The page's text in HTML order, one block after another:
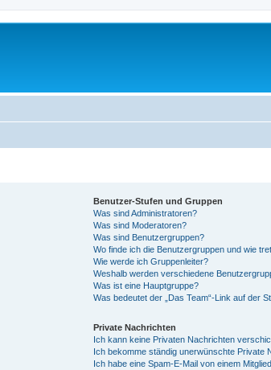
Benutzer-Stufen und Gruppen
Was sind Administratoren?
Was sind Moderatoren?
Was sind Benutzergruppen?
Wo finde ich die Benutzergruppen und wie
Wie werde ich Gruppenleiter?
Weshalb werden verschiedene
Was ist eine Hauptgruppe?
Was bedeutet der „Das Team“-Link auf der
Private Nachrichten
Ich kann keine Privaten Nachrichten
Ich bekomme ständig unerwünschte Private
Ich habe eine Spam-E-Mail von einem